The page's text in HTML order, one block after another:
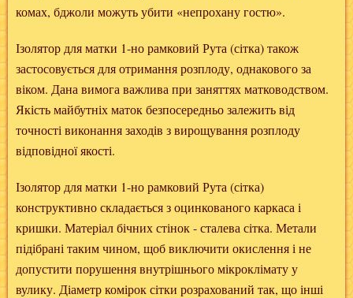
комах, бджоли можуть убити «непрохану гостю».
Ізолятор для матки 1-но рамковий Рута (сітка) також
застосовується для отримання розплоду, однакового за
віком. Дана вимога важлива при заняттях матководством.
Якість майбутніх маток безпосередньо залежить від
точності виконання заходів з вирощування розплоду
відповідної якості.
Ізолятор для матки 1-но рамковий Рута (сітка)
конструктивно складається з оцинкованого каркаса і
кришки. Матеріал бічних стінок - сталева сітка. Метали
підібрані таким чином, щоб виключити окислення і не
допустити порушення внутрішнього мікроклімату у
вулику. Діаметр комірок сітки розрахований так, що інші